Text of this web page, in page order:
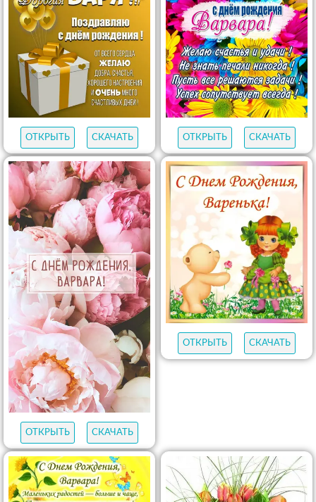
ОТКРЫТЬ СКАЧАТЬ ОТКРЫТЬ СКАЧАТЬ
ОТКРЫТЬ СКАЧАТЬ
ОТКРЫТЬ СКАЧАТЬ